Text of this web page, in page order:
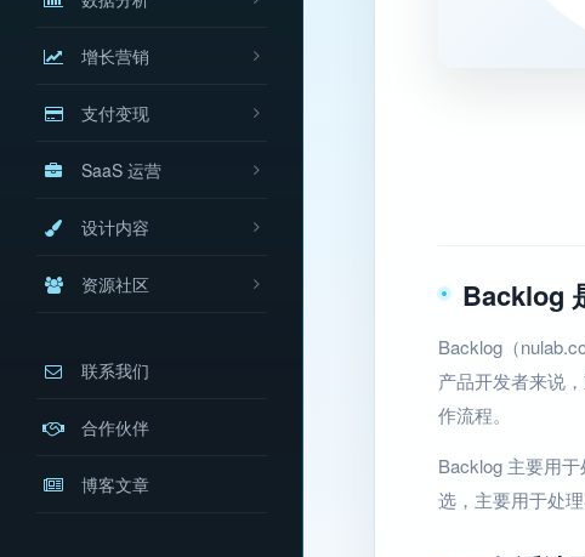
增长营销
支付变现
SaaS 运营
设计内容
资源社区
联系我们
合作伙伴
博客文章
Backlog
Backlog（
产品开发者来说
作流程。
Backlog 主要用
选，主要用于处